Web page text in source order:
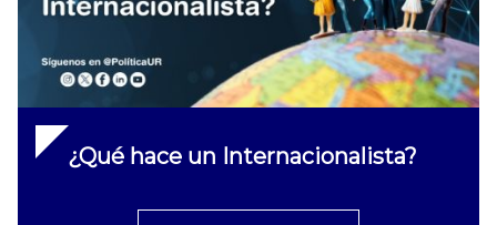
¿Qué hace un Internacionalista?